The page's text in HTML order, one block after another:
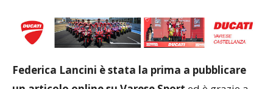
Federica Lancini
è stata la prima a pubblicare